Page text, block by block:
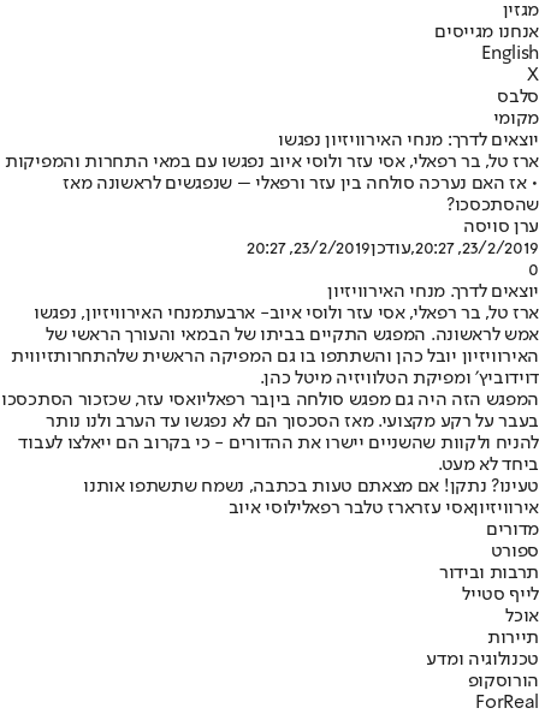
מגזין
אנחנו מגייסים
English
X
סלבס
מקומי
יוצאים לדרך: מנחי האירוויזיון נפגשו
ארז טל, בר רפאלי, אסי עזר ולוסי איוב נפגשו עם במאי התחרות והמפיקות
• אז האם נערכה סולחה בין עזר ורפאלי – שנפגשים לראשונה מאז
שהסתכסכו?
ערן סויסה
23/2/2019, 20:27
,עודכן23/2/2019, 20:27
0
יוצאים לדרך. מנחי האירוויזיון
ארז טל, בר רפאלי, אסי עזר ולוסי איוב- ארבעתמנחי האירוויזיון, נפגשו
אמש לראשונה. המפגש התקיים בביתו של הבמאי והעורך הראשי של
האירוויזיון יובל כהן והשתתפו בו גם המפיקה הראשית שלהתחרותזיווית
דוידוביץ׳ ומפיקת הטלוויזיה מיטל כהן.
המפגש הזה היה גם מפגש סולחה ביןבר רפאליואסי עזר, שכזכור הסתכסכו
בעבר על רקע מקצועי. מאז הסכסוך הם לא נפגשו עד הערב ולנו נותר
להניח ולקוות שהשניים יישרו את ההדורים - כי בקרוב הם ייאלצו לעבוד
ביחד לא מעט.
טעינו? נתקן! אם מצאתם טעות בכתבה, נשמח שתשתפו אותנו
אירוויזיוןאסי עזרארז טלבר רפאלילוסי איוב
מדורים
ספורט
תרבות ובידור
לייף סטייל
אוכל
תיירות
טכנולוגיה ומדע
הורוסקופ
ForReal